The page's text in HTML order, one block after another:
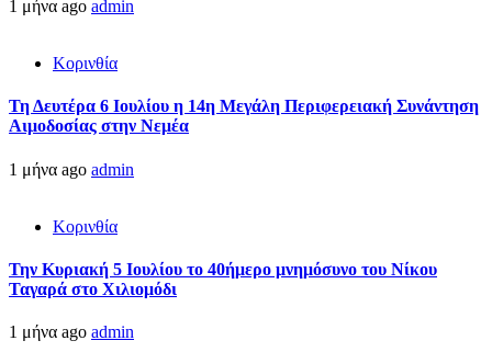
1 μήνα ago admin
Κορινθία
Τη Δευτέρα 6 Ιουλίου η 14η Μεγάλη Περιφερειακή Συνάντηση
Αιμοδοσίας στην Νεμέα
1 μήνα ago admin
Κορινθία
Την Κυριακή 5 Ιουλίου το 40ήμερο μνημόσυνο του Νίκου
Ταγαρά στο Χιλιομόδι
1 μήνα ago admin